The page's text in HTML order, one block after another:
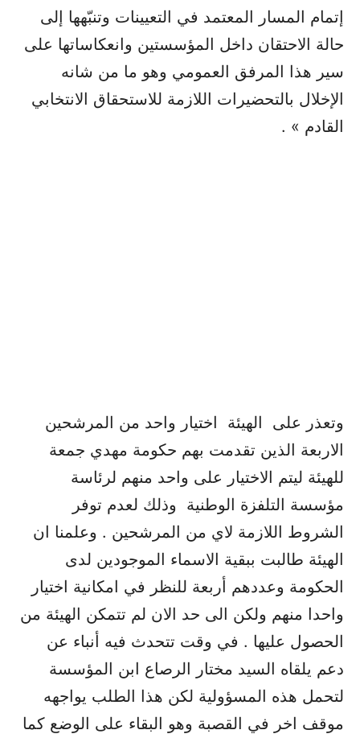
إتمام المسار المعتمد في التعيينات وتنبّهها إلى
حالة الاحتقان داخل المؤسستين وانعكاساتها على
سير هذا المرفق العمومي وهو ما من شانه
الإخلال بالتحضيرات اللازمة للاستحقاق الانتخابي
القادم » .
وتعذر على الهيئة اختيار واحد من المرشحين
الاربعة الذين تقدمت بهم حكومة مهدي جمعة
للهيئة ليتم الاختيار على واحد منهم لرئاسة
مؤسسة التلفزة الوطنية وذلك لعدم توفر
الشروط اللازمة لاي من المرشحين . وعلمنا ان
الهيئة طالبت ببقية الاسماء الموجودين لدى
الحكومة وعددهم أربعة للنظر في امكانية اختيار
واحدا منهم ولكن الى حد الان لم تتمكن الهيئة من
الحصول عليها . في وقت تتحدث فيه أنباء عن
دعم يلقاه السيد مختار الرصاع ابن المؤسسة
لتحمل هذه المسؤولية لكن هذا الطلب يواجهه
موقف اخر في القصبة وهو البقاء على الوضع كما